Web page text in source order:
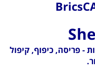
- פריסה, כיפוף, קיפול